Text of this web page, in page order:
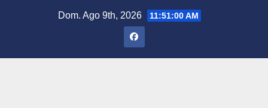
Dom. Ago 9th, 2026 11:51:02 AM